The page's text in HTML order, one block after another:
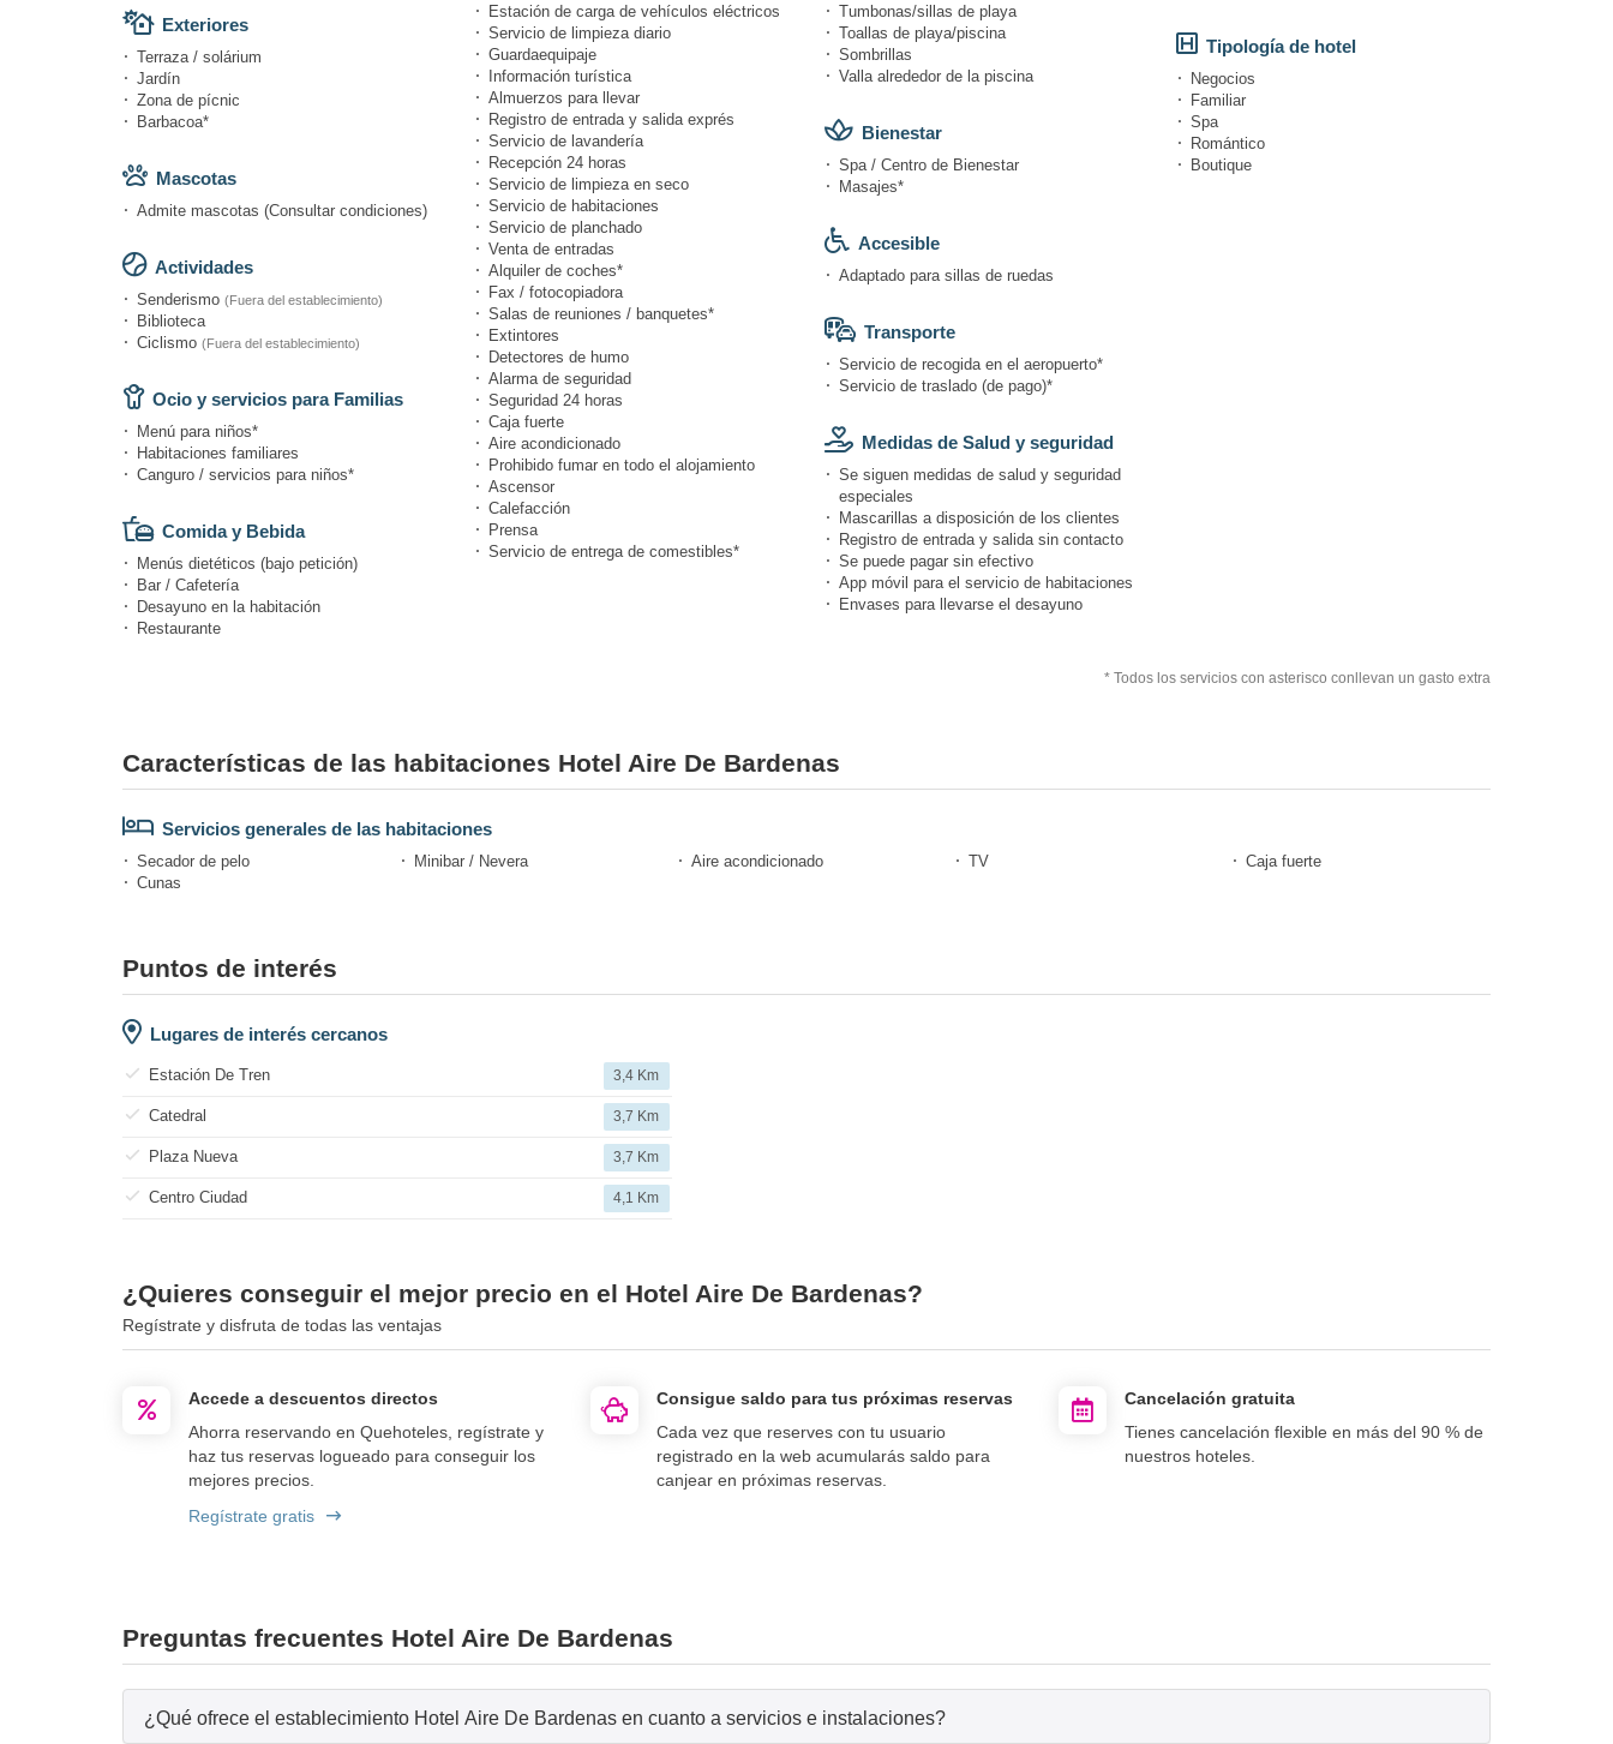
Exteriores
Terraza / solárium
Jardín
Zona de pícnic
Barbacoa*
Mascotas
Admite mascotas (Consultar condiciones)
Actividades
Senderismo (Fuera del establecimiento)
Biblioteca
Ciclismo (Fuera del establecimiento)
Ocio y servicios para Familias
Menú para niños*
Habitaciones familiares
Canguro / servicios para niños*
Comida y Bebida
Menús dietéticos (bajo petición)
Bar / Cafetería
Desayuno en la habitación
Restaurante
Estación de carga de vehículos eléctricos
Servicio de limpieza diario
Guardaequipaje
Información turística
Almuerzos para llevar
Registro de entrada y salida exprés
Servicio de lavandería
Recepción 24 horas
Servicio de limpieza en seco
Servicio de habitaciones
Servicio de planchado
Venta de entradas
Alquiler de coches*
Fax / fotocopiadora
Salas de reuniones / banquetes*
Extintores
Detectores de humo
Alarma de seguridad
Seguridad 24 horas
Caja fuerte
Aire acondicionado
Prohibido fumar en todo el alojamiento
Ascensor
Calefacción
Prensa
Servicio de entrega de comestibles*
Tumbonas/sillas de playa
Toallas de playa/piscina
Sombrillas
Valla alrededor de la piscina
Bienestar
Spa / Centro de Bienestar
Masajes*
Accesible
Adaptado para sillas de ruedas
Transporte
Servicio de recogida en el aeropuerto*
Servicio de traslado (de pago)*
Medidas de Salud y seguridad
Se siguen medidas de salud y seguridad
especiales
Mascarillas a disposición de los clientes
Registro de entrada y salida sin contacto
Se puede pagar sin efectivo
App móvil para el servicio de habitaciones
Envases para llevarse el desayuno
Tipología de hotel
Negocios
Familiar
Spa
Romántico
Boutique
* Todos los servicios con asterisco conllevan un gasto extra
Características de las habitaciones Hotel Aire De Bardenas
Servicios generales de las habitaciones
Secador de pelo Minibar / Nevera Aire acondicionado TV
Caja fuerte
Cunas
Puntos de interés
Lugares de interés cercanos
Estación De Tren 3,4 Km
Catedral 3,7 Km
Plaza Nueva 3,7 Km
Centro Ciudad 4,1 Km
¿Quieres conseguir el mejor precio en el Hotel Aire De Bardenas?
Regístrate y disfruta de todas las ventajas
Accede a descuentos directos
Ahorra reservando en Quehoteles, regístrate y
haz tus reservas logueado para conseguir los
mejores precios.
Regístrate gratis
Consigue saldo para tus próximas reservas
Cada vez que reserves con tu usuario
registrado en la web acumularás saldo para
canjear en próximas reservas.
Cancelación gratuita
Tienes cancelación flexible en más del 90 % de
nuestros hoteles.
Preguntas frecuentes Hotel Aire De Bardenas
¿Qué ofrece el establecimiento Hotel Aire De Bardenas en cuanto a servicios e instalaciones?